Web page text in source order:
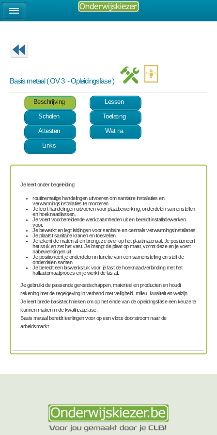
Basis metaal ( OV 3 - Opleidingsfase )
Beschrijving
Lessen
Scholen
Toelating
Attesten
Wat na
Links
Je leert onder begeleiding:
routinematige handelingen uitvoeren om sanitaire installaties en
verwarmingsinstallaties te monteren
Je leert handelingen uitvoeren voor plaatbewerking, onderdelen samenstellen
en hoeknaadlassen.
Je voert voorbereidende werkzaamheden uit en bereidt installatiewerken
voor.
Je bewerkt en legt leidingen voor sanitaire en centrale verwarmingsinstallaties
Je plaatst sanitaire kranen en toestellen
Je tekent de maten af en brengt ze over op het plaatmateriaal. Je positioneert
het stuk en zet het vast. Je brengt de plaat op maat, vormt deze en je voert
nabewerkingen uit.
Je positioneert je onderdelen in functie van een samenstelling en stelt de
onderdelen samen
Je bereidt een laswerkstuk voor, je last de hoeknaadverbinding met het
halfautomaatproces en je werkt de las af.
Je gebruikt de passende gereedschappen, materieel en producten en houdt
rekening met de regelgeving in verband met veiligheid, milieu, kwaliteit en welzijn.
Je leert brede basistechnieken om op het einde van de opleidingsfase een keuze te
kunnen maken in de kwalificatiefase.
Basis metaal bereidt leerlingen voor op een vlotte doorstroom naar de
arbeidsmarkt.